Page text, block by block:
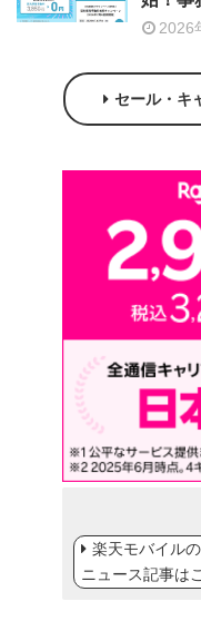
2026
セール・キ
楽天モバイル
ニュース記事は